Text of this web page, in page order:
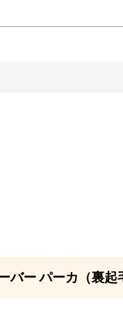
バー パーカ（裏起